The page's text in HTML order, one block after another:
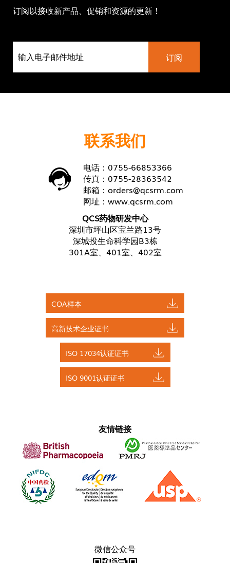
订阅以接收新产品、促销和资源的更新！
联系我们
电话：0755-66853366
传真：0755-28363542
邮箱： orders@qcsrm.com
网址： www.qcsrm.com
QCS药物研发中心
深圳市坪山区宝兰路13号
深城投生命科学园B3栋
301A室、401室、402室
COA样本
高新技术企业证书
ISO 17034认证证书
ISO 9001认证证书
友情链接
微信公众号